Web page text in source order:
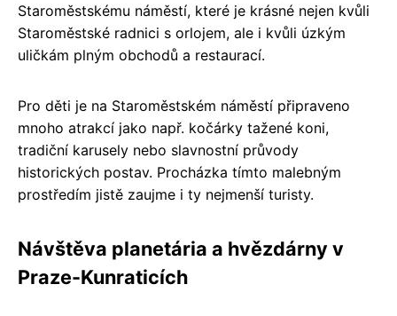
Staroměstskému náměstí, které je krásné nejen kvůli
Staroměstské radnici s orlojem, ale i kvůli úzkým
uličkám plným obchodů a restaurací.
Pro děti je na Staroměstském náměstí připraveno
mnoho atrakcí jako např. kočárky tažené koni,
tradiční karusely nebo slavnostní průvody
historických postav. Procházka tímto malebným
prostředím jistě zaujme i ty nejmenší turisty.
Návštěva planetária a hvězdárny v
Praze-Kunraticích